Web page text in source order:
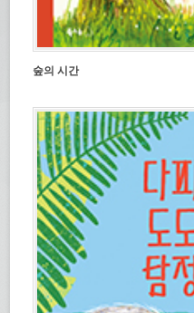
숲의 시간